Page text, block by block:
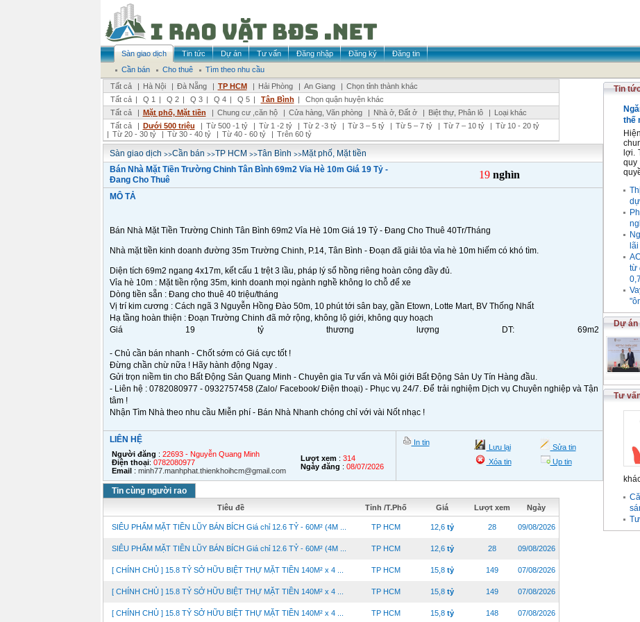
Sàn giao dịch Tin tức Dự án Tư vấn Đăng nhập Đăng ký
Đăng tin
Cần bán
Cho thuê
Tìm theo nhu cầu
Tất cả
| Hà Nội | Đà Nẵng | TP HCM | Hải Phòng | An Giang | Chọn tỉnh thành khác
Tất cả | Q 1 | Q 2 | Q 3 | Q 4 | Q 5 | Tân Bình |
Chọn quận huyện khác
Tất cả
| Mặt phố, Mặt tiền | Chung cư ,căn hộ | Cửa hàng, Văn phòng | Nhà ở, Đất ở | Biệt thự, Phân lô | Loại khác
Tất cả
| Dưới 500 triệu | Từ 500 -1 tỷ | Từ 1 -2 tỷ | Từ 2 -3 tỷ | Từ 3 – 5 tỷ | Từ 5 – 7 tỷ | Từ 7 – 10 tỷ | Từ 10 - 20 tỷ
| Từ 20 - 30 tỷ | Từ 30 - 40 tỷ | Từ 40 - 60 tỷ | Trên 60 tỷ
Sàn giao dịch >>Cần bán >>TP HCM >>Tân Bình >>Mặt phố, Mặt tiền
Bán Nhà Mặt Tiền Trường Chinh Tân Bình 69m2 Vỉa Hè 10m Giá 19 Tỷ -
Đang Cho Thuê
19 nghìn
MÔ TẢ
Bán Nhà Mặt Tiền Trường Chinh Tân Bình 69m2 Vỉa Hè 10m Giá 19 Tỷ - Đang Cho Thuê 40Tr/Tháng
Nhà mặt tiền kinh doanh đường 35m Trường Chinh, P.14, Tân Bình - Đoạn đã giải tỏa vỉa hè 10m hiếm có khó tìm.
Diện tích 69m2 ngang 4x17m, kết cấu 1 trệt 3 lầu, pháp lý sổ hồng riêng hoàn công đầy đủ.
Vỉa hè 10m : Mặt tiền rộng 35m, kinh doanh mọi ngành nghề không lo chỗ để xe
Dòng tiền sẵn : Đang cho thuê 40 triệu/tháng
Vị trí kim cương : Cách ngã 3 Nguyễn Hồng Đào 50m, 10 phút tới sân bay, gần Etown, Lotte Mart, BV Thống Nhất
Hạ tầng hoàn thiện : Đoạn Trường Chinh đã mở rộng, không lộ giới, không quy hoạch
Giá 19 tỷ thương lượng DT: 69m2
- Chủ cần bán nhanh - Chốt sớm có Giá cực tốt !
Đừng chần chừ nữa ! Hãy hành động Ngay .
Gửi trọn niềm tin cho Bất Động Sản Quang Minh - Chuyên gia Tư vấn và Môi giới Bất Động Sản Uy Tín Hàng đầu.
- Liên hệ : 0782080977 - 0932757458 (Zalo/ Facebook/ Điện thoại) - Phục vụ 24/7. Để trải nghiệm Dịch vụ Chuyên nghiệp và Tận
tâm !
Nhận Tìm Nhà theo nhu cầu Miễn phí - Bán Nhà Nhanh chóng chỉ với vài Nốt nhạc !
LIÊN HỆ
Người đăng : 22693 - Nguyễn Quang Minh
Điện thoại: 0782080977
Email: minh77.manhphat.thienkhoihcm@gmail.com
Lượt xem: 314
Ngày đăng : 08/07/2026
In tin
Lưu lại
Sửa tin
Xóa tin
Up tin
Tin cùng người rao
Tiêu đề Tỉnh /T.Phố Giá Lượt xem Ngày
SIÊU PHẨM MẶT TIỀN LŨY BÁN BÍCH Giá chỉ 12.6 TỶ - 60M² (4M ... TP HCM 12,6 tỷ 28 09/08/2026
SIÊU PHẨM MẶT TIỀN LŨY BÁN BÍCH Giá chỉ 12.6 TỶ - 60M² (4M ... TP HCM 12,6 tỷ 28 09/08/2026
[ CHÍNH CHỦ ] 15.8 TỶ SỞ HỮU BIỆT THỰ MẶT TIỀN 140M² x 4 ... TP HCM 15,8 tỷ 149 07/08/2026
[ CHÍNH CHỦ ] 15.8 TỶ SỞ HỮU BIỆT THỰ MẶT TIỀN 140M² x 4 ... TP HCM 15,8 tỷ 149 07/08/2026
[ CHÍNH CHỦ ] 15.8 TỶ SỞ HỮU BIỆT THỰ MẶT TIỀN 140M² x 4 ... TP HCM 15,8 tỷ 148 07/08/2026
Tin
thế
lợi.
quy
từ
Dự án
Tư